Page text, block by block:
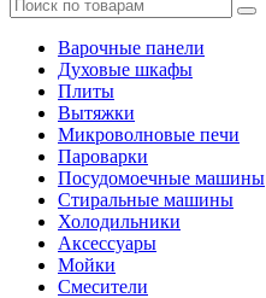
Варочные панели
Духовые шкафы
Плиты
Вытяжки
Микроволновые печи
Пароварки
Посудомоечные машины
Стиральные машины
Холодильники
Аксессуары
Мойки
Cмесители